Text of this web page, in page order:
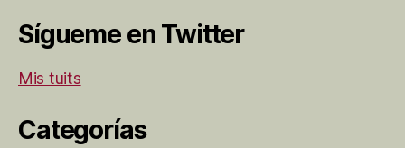
Sígueme en Twitter
Mis tuits
Categorías